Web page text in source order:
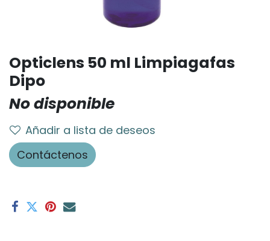
Opticlens 50 ml Limpiagafas
Dipo
No disponible
Añadir a lista de deseos
Contáctenos